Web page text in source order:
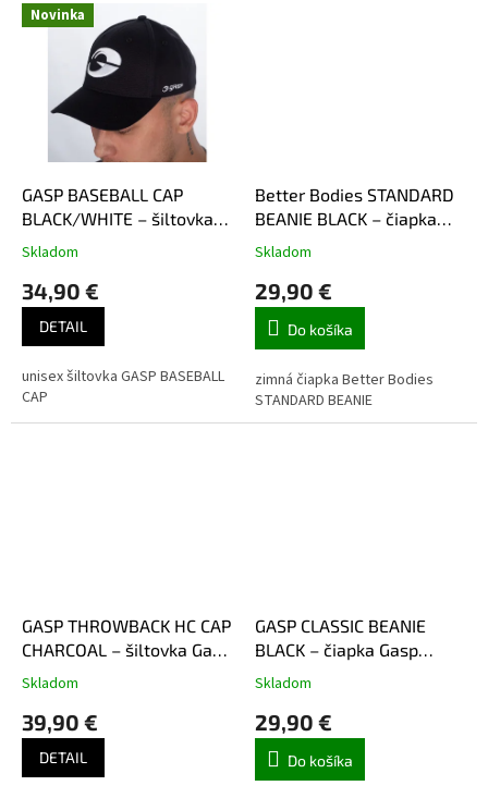
Novinka
GASP BASEBALL CAP
BLACK/WHITE – šiltovka
Gasp čierno-biela
Skladom
34,90 €
DETAIL
unisex šiltovka GASP BASEBALL
CAP
Better Bodies STANDARD
BEANIE BLACK – čiapka
Better Bodies čierna
Skladom
29,90 €
Do košíka
zimná čiapka Better Bodies
STANDARD BEANIE
GASP THROWBACK HC CAP
CHARCOAL – šiltovka Gasp
uhlovo šedá
Skladom
39,90 €
DETAIL
GASP CLASSIC BEANIE
BLACK – čiapka Gasp
čierna
Skladom
29,90 €
Do košíka